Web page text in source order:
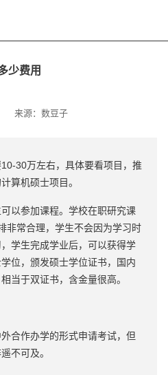
少费用
来源： 数豆子
30万左右，具体要看项目，推
算机硕士项目。
以参加课程。学校在职研究课
非常合理，学生不会因为学习时
学生完成学业后，可以获得学
位，颁发硕士学位证书，国内
当于双证书，含金量很高。
合作办学的形式申请考试，但
不可及。